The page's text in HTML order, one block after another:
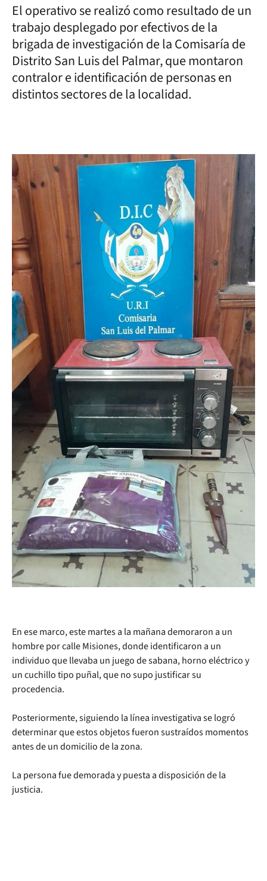
El operativo se realizó como resultado de un
trabajo desplegado por efectivos de la
brigada de investigación de la Comisaría de
Distrito San Luis del Palmar, que montaron
contralor e identificación de personas en
distintos sectores de la localidad.
En ese marco, este martes a la mañana demoraron a un
hombre por calle Misiones, donde identificaron a un
individuo que llevaba un juego de sabana, horno eléctrico y
un cuchillo tipo puñal, que no supo justificar su
procedencia.
Posteriormente, siguiendo la línea investigativa se logró
determinar que estos objetos fueron sustraídos momentos
antes de un domicilio de la zona.
La persona fue demorada y puesta a disposición de la
justicia.